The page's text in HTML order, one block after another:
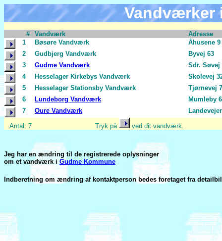
Vandværker
# Vandværk
Adresse
1
Bøsøre Vandværk
Åhusene 9
2
Gudbjerg Vandværk
Byvej 63
3
Gudme Vandværk
Sdr. Søvej
4
Hesselager Kirkebys Vandværk
Skolevej
5
Hesselager Stationsby Vandværk
Tjørnevej 7
6
Lundeborg Vandværk
Mumleby 6
7
Oure Vandværk
Antal: 7 Tryk på ved dit vandværk.
Jeg har en ændring til de registrerede oplysninger
om et vandværk iGudme Kommune
Indberetning om ændring af kontaktperson bedes foretaget fra